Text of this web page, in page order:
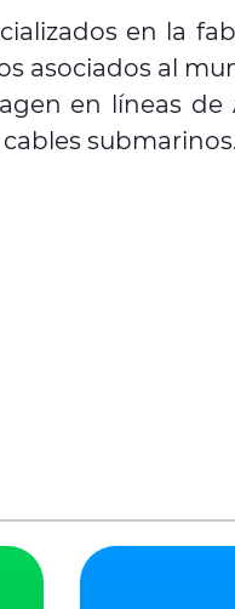
en la
asociados al
en líneas de